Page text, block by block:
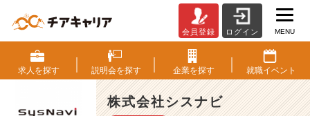
卒
イ
ン
タ
ビ
会員登録 ログイン MENU
求人を探す 説明会を探す 企業を探す 就職イベント
株式会社シスナビ